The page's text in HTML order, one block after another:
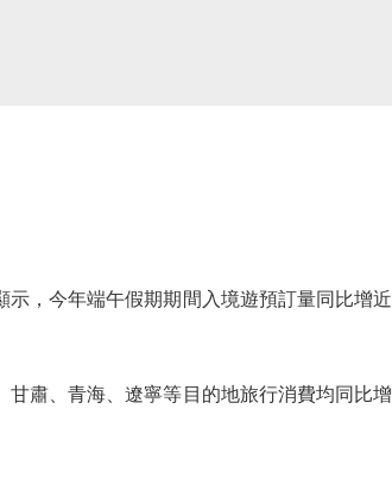
，今年端午假期期間入境遊預訂量同比增近
肅、青海、遼寧等目的地旅行消費均同比增